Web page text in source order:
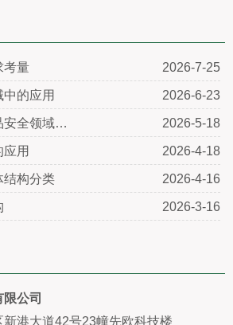
考量 2026-7-25
的应用 2026-6-23
安全领域… 2026-5-18
用 2026-4-18
结构分类 2026-4-16
2026-3-16
公司
港大道42号23幢先欧科技楼